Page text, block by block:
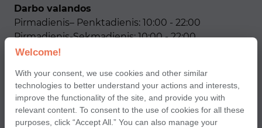
Darbo valandos
Pirmadienis– Penktadienis: 10:00 - 22:00
Pirmadienis-Sekmadienis: 10:00 - 22:00
Our social networks
Welcome!
With your consent, we use cookies and other similar
technologies to better understand your actions and interests,
improve the functionality of the site, and provide you with
relevant content. To consent to the use of cookies for all these
purposes, click “Accept All.” You can also manage your